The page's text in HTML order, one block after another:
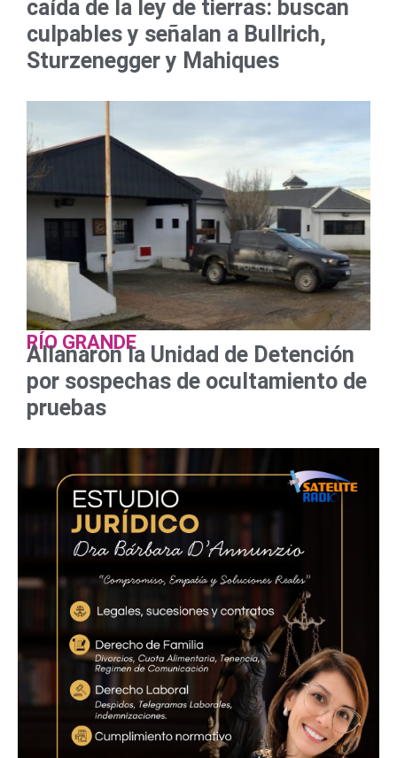
caída de la ley de tierras: buscan
culpables y señalan a Bullrich,
Sturzenegger y Mahiques
RÍO GRANDE
Allanaron la Unidad de Detención
por sospechas de ocultamiento de
pruebas